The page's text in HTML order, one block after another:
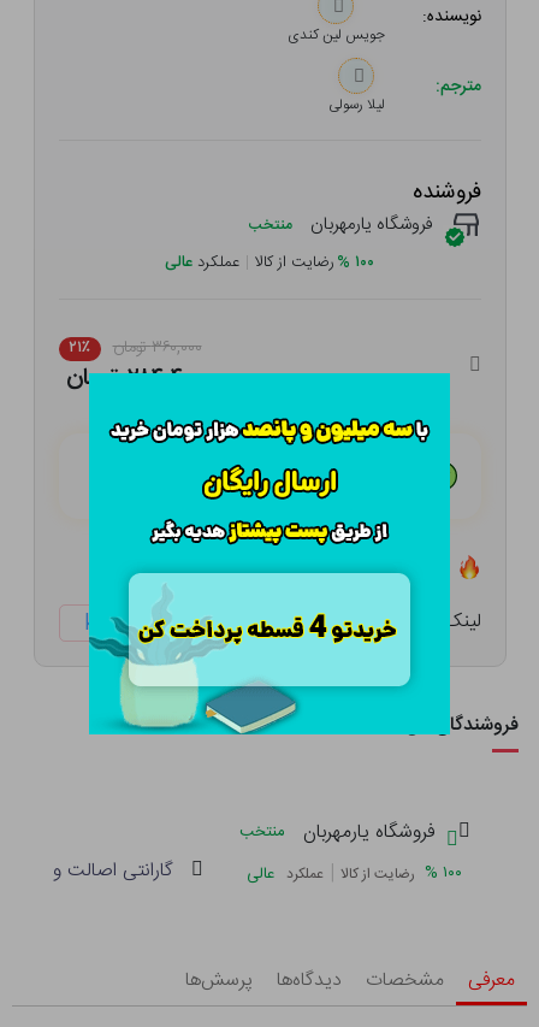
نویسنده:
جویس لین کندی
مترجم:
لیلا رسولی
فروشنده
فروشگاه یارمهربان منتخب
۱۰۰ %رضایت از کالا | عملکرد عالی
۳۶۰,۰۰۰ تومان ۲۱٪
۲۸۴,۴۰۰ تومان
هـر قسط با تــرب‌پــی:
لینک کوتاه: ketabtala.com/sbp-1445
فروشندگان این کالا
فروشگاه یارمهربان
منتخب
۱۰۰ % رضایت از کالا | عملکرد عالی گارانتی اصالت و
معرفی مشخصات دیدگاه‌ها پرسش‌ها